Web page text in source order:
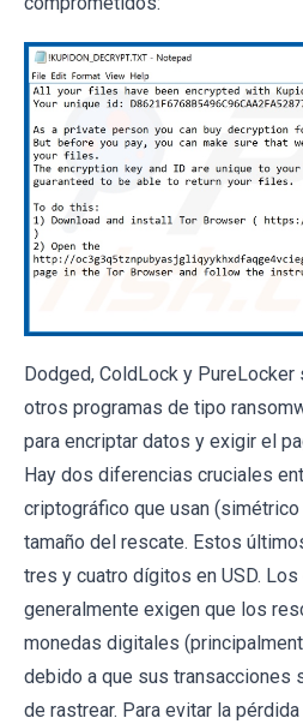
Dodged, ColdLock y
otros programas de tipo
para encriptar datos y exigir el
Hay dos diferencias cruciales
criptográfico que usan
tamaño del rescate. Estos
tres y cuatro dígitos en USD.
generalmente exigen que los
monedas digitales
debido a que sus
de rastrear. Para evitar la